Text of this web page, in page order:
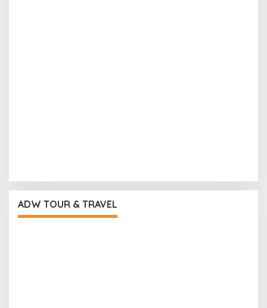
ADW TOUR & TRAVEL